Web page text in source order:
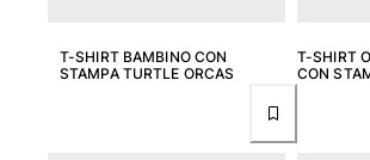
Outdoor
T-SHIRT BAMBINO CON
STAMPA TURTLE ORCAS
T-SHIRT
CON